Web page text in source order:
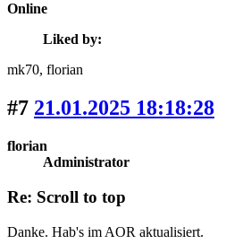
Online
Liked by:
mk70, florian
#7 21.01.2025 18:18:28
florian
Administrator
Re: Scroll to top
Danke. Hab's im AOR aktualisiert.